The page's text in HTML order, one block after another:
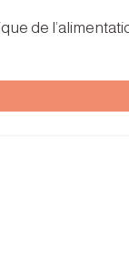
de